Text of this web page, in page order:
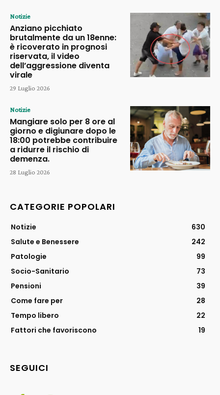
Notizie
Anziano picchiato
brutalmente da un 18enne:
è ricoverato in prognosi
riservata, il video
dell’aggressione diventa
virale
29 Luglio 2026
Notizie
Mangiare solo per 8 ore al
giorno e digiunare dopo le
18:00 potrebbe contribuire
a ridurre il rischio di
demenza.
28 Luglio 2026
CATEGORIE POPOLARI
Notizie
630
Salute e Benessere
242
Patologie
99
Socio-Sanitario
73
Pensioni
39
Come fare per
28
Tempo libero
22
Fattori che favoriscono
19
SEGUICI